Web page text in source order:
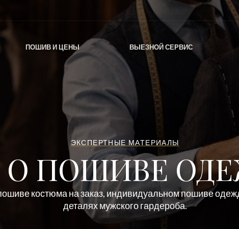
ПОШИВ И ЦЕНЫ ВЫЕЗНОЙ СЕРВИС
ЭКСПЕРТНЫЕ МАТЕРИАЛЫ
О ПОШИВЕ
костюма на заказ, индивидуальном пошиве
деталях мужского гардероба.